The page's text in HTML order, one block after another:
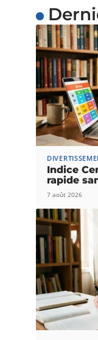
Indice
rapide
7 août 2026